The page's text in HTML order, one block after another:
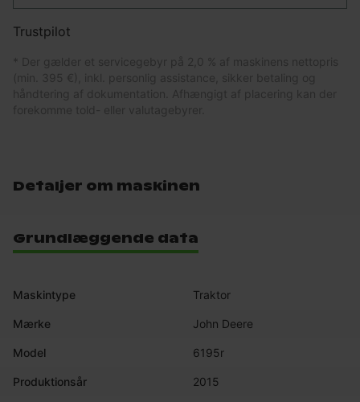
Trustpilot
* Der gælder et servicegebyr på 2,0 % af maskinens nettopris
(min. 395 €), inkl. personlig assistance, sikker betaling og
håndtering af dokumentation. Afhængigt af placering kan der
forekomme told- eller valutagebyrer.
Detaljer om maskinen
Grundlæggende data
Maskintype Traktor
Mærke John Deere
Model 6195r
Produktionsår 2015